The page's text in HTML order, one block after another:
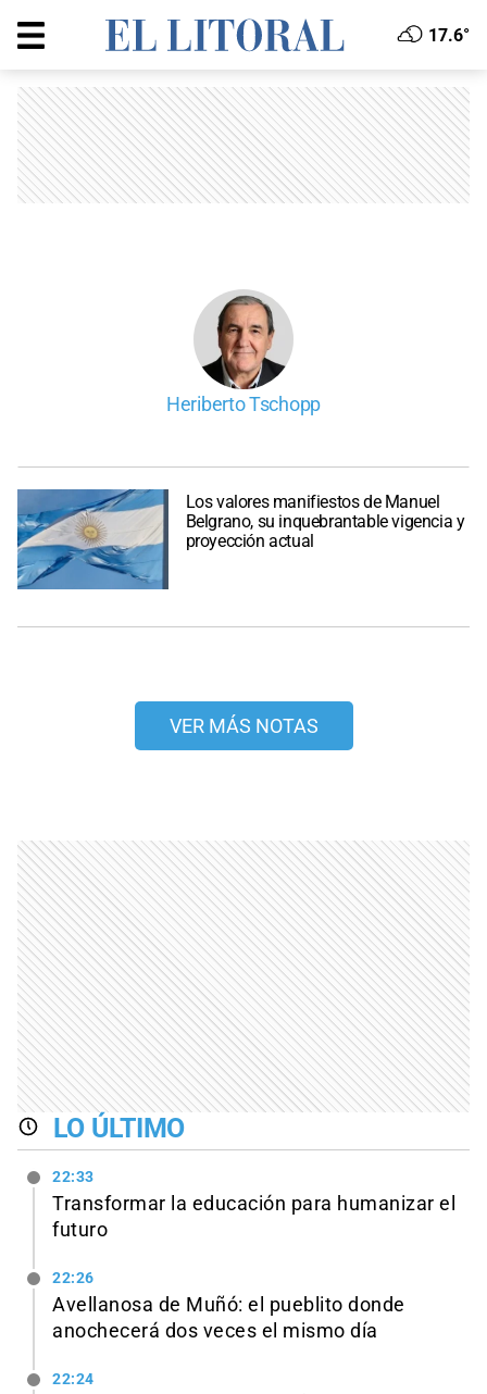
17.6°
Heriberto Tschopp
Los valores manifiestos de Manuel
Belgrano, su inquebrantable vigencia y
proyección actual
VER MÁS NOTAS
LO ÚLTIMO
22:33
Transformar la educación para humanizar el
futuro
22:26
Avellanosa de Muñó: el pueblito donde
anochecerá dos veces el mismo día
22:24